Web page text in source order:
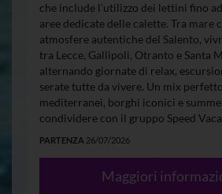
che include l’utilizzo dei lettini fino
aree dedicate delle calette. Tra mare
atmosfere autentiche del Salento,
tra Lecce, Gallipoli, Otranto e Santa
alternando giornate di relax,
serate tutte da vivere. Un mix
mediterranei, borghi iconici e
condividere con il gruppo Speed
PARTENZA 26/07/2026
Maggiori